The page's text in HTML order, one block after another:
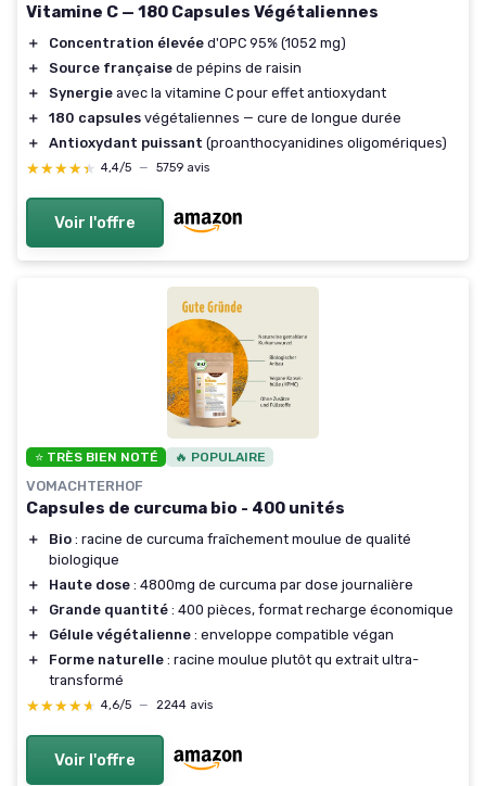
Vitamine C — 180 Capsules Végétaliennes
＋ Concentration élevée d'OPC 95% (1052 mg)
＋
Source française de pépins de raisin
＋
Synergie avec la vitamine C pour effet antioxydant
＋
180 capsules végétaliennes — cure de longue durée
＋
Antioxydant puissant (proanthocyanidines oligomériques)
★★★★★
★★★★★ 4,4/5 — 5759 avis
Voir l'offre
⭐ TRÈS BIEN NOTÉ 🔥 POPULAIRE
VOMACHTERHOF
Capsules de curcuma bio - 400 unités
＋ Bio : racine de curcuma fraîchement moulue de qualité
biologique
＋
Haute dose : 4800mg de curcuma par dose journalière
＋
Grande quantité : 400 pièces, format recharge économique
＋
Gélule végétalienne : enveloppe compatible végan
＋
Forme naturelle : racine moulue plutôt qu extrait ultra-
transformé
★★★★★
★★★★★ 4,6/5 — 2244 avis
Voir l'offre